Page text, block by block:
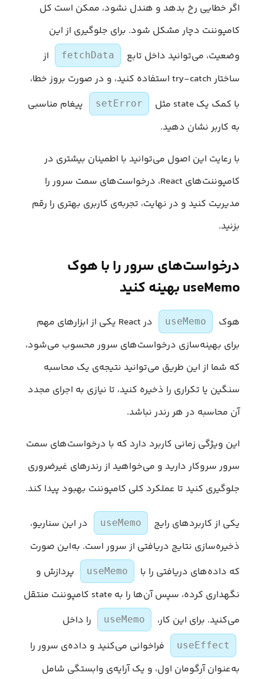
اگر خطایی رخ بدهد و هندل نشود، ممکن است کل
کامپوننت دچار مشکل شود. برای جلوگیری از این
وضعیت، می‌توانید داخل تابع
fetchData
از
ساختار try-catch استفاده کنید، و در صورت بروز خطا،
با کمک یک state مثل
setError
پیغام مناسبی
به کاربر نشان دهید.
با رعایت این اصول می‌توانید با اطمینان بیشتری در
کامپوننت‌های React، درخواست‌های سمت سرور را
مدیریت کنید و در نهایت، تجربه‌ی کاربری بهتری را رقم
بزنید.
درخواست‌های سرور را با هوک
useMemo بهینه کنید
هوک useMemo
در React یکی از ابزارهای مهم
برای بهینه‌سازی درخواست‌های سرور محسوب می‌شود،
که شما از این طریق می‌توانید نتیجه‌ی یک محاسبه
سنگین یا تکراری را ذخیره کنید، تا نیازی به اجرای مجدد
آن محاسبه در هر رندر نباشد.
این ویژگی زمانی کاربرد دارد که با درخواست‌های سمت
سرور سروکار دارید و می‌خواهید از رندرهای غیرضروری
جلوگیری کنید تا عملکرد کلی کامپوننت بهبود پیدا کند.
یکی از کاربردهای رایج useMemo
در این سناریو،
ذخیره‌سازی نتایج دریافتی از سرور است. به‌این صورت
که داده‌های دریافتی را با
useMemo
پردازش و
نگهداری کرده، سپس ‌آن‌ها را به state کامپوننت منتقل
می‌کنید. برای این کار،
useMemo را داخل
useEffect
فراخوانی می‌کنید و داده‌ی سرور را
به‌عنوان آرگومان اول، و یک آرایه‌ی وابستگی شامل